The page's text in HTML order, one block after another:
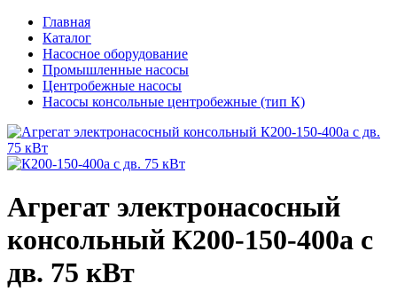
Главная
Каталог
Насосное оборудование
Промышленные насосы
Центробежные насосы
Насосы консольные центробежные (тип К)
Агрегат электронасосный
консольный К200-150-400а с
дв. 75 кВт